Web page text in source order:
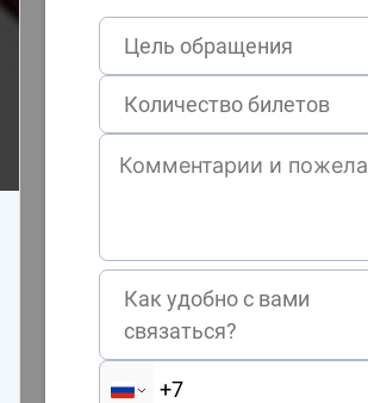
Цель обращения
Как удобно с вами
связаться?